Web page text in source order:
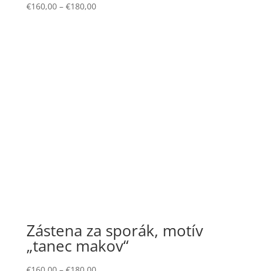
€160,00– €180,00
Zástena za sporák, motív
„tanec makov“